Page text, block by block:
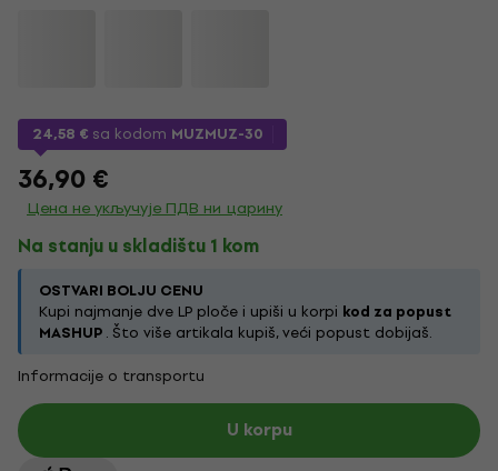
24,58 € sa kodom MUZMUZ-30
36,90 €
Цена не укључује ПДВ ни царину
Na stanju u skladištu 1 kom
OSTVARI BOLJU CENU
Kupi najmanje dve LP ploče i upiši u korpi kod za popust
MASHUP. Što više artikala kupiš, veći popust dobijaš.
Informacije o transportu
U korpu